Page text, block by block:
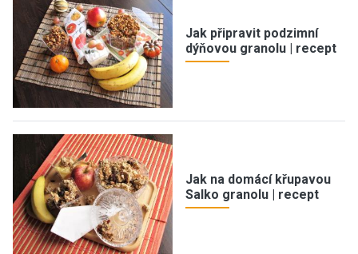
Jak připravit podzimní
dýňovou granolu | recept
Jak na domácí křupavou
Salko granolu | recept